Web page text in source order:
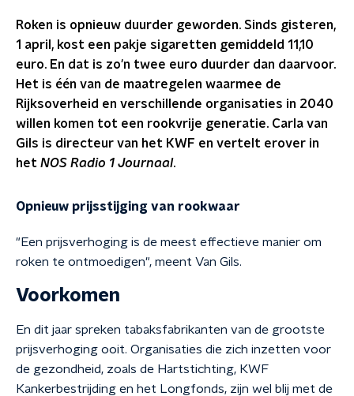
Roken is opnieuw duurder geworden. Sinds gisteren,
1 april, kost een pakje sigaretten gemiddeld 11,10
euro. En dat is zo'n twee euro duurder dan daarvoor.
Het is één van de maatregelen waarmee de
Rijksoverheid en verschillende organisaties in 2040
willen komen tot een rookvrije generatie. Carla van
Gils is directeur van het KWF en vertelt erover in
het NOS Radio 1 Journaal.
Opnieuw prijsstijging van rookwaar
"Een prijsverhoging is de meest effectieve manier om
roken te ontmoedigen", meent Van Gils.
Voorkomen
En dit jaar spreken tabaksfabrikanten van de grootste
prijsverhoging ooit. Organisaties die zich inzetten voor
de gezondheid, zoals de Hartstichting, KWF
Kankerbestrijding en het Longfonds, zijn wel blij met de